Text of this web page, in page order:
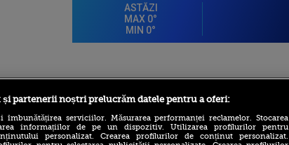
Procinema.ro Sport.ro
și partenerii noștri prelucrăm datele pentru a oferi:
îmbunătățirea serviciilor. Măsurarea performanței reclamelor. Stocarea
informațiilor de pe un dispozitiv. Utilizarea profilurilor pentru
personalizat. Crearea profilurilor de conținut personalizat.